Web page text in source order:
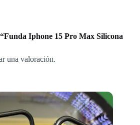
Iphone 15 Pro Max Silicona
una valoración.